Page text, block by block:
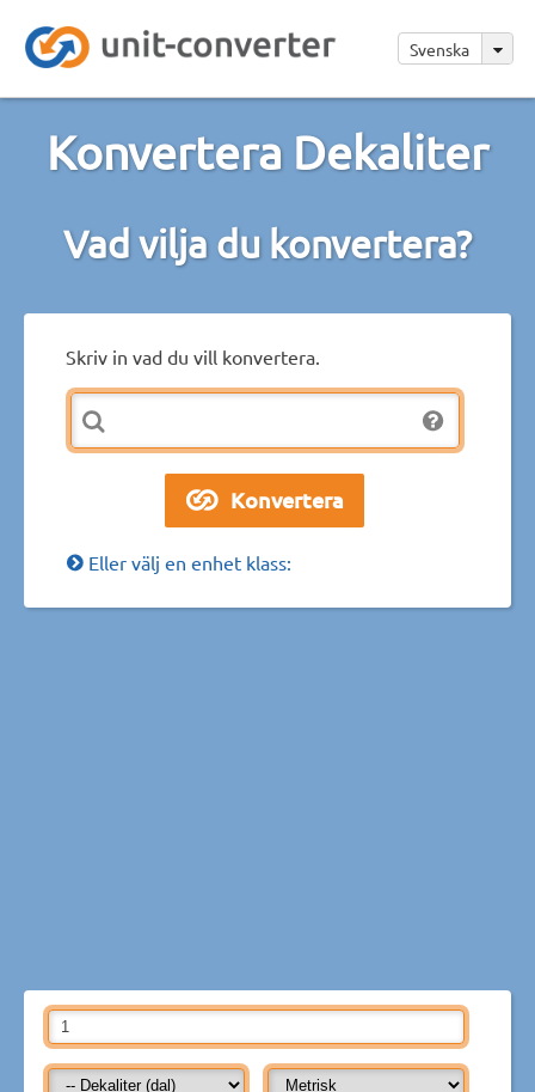
Svenska
Konvertera Dekaliter
Vad vilja du konvertera?
Skriv in vad du vill konvertera.
Eller välj en enhet klass: